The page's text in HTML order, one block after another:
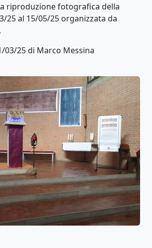
riproduzione fotografica della
25 al 15/05/25 organizzata da
03/25 di Marco Messina